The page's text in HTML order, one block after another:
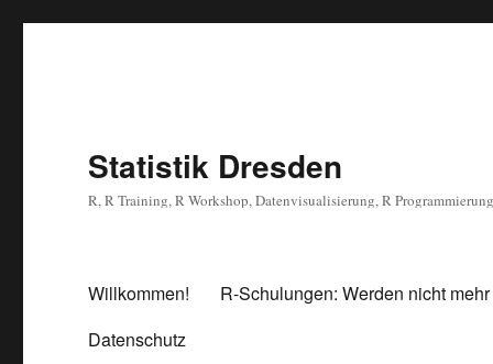
Statistik Dresden
R, R Training, R Workshop, Datenvisualisierung, R Programmierung
Willkommen! R-Schulungen: Werden nicht
Datenschutz